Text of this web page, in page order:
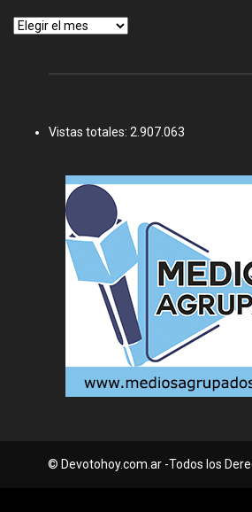
Archivos
Vistas totales: 2.907.063
© Devotohoy.com.ar -Todos los